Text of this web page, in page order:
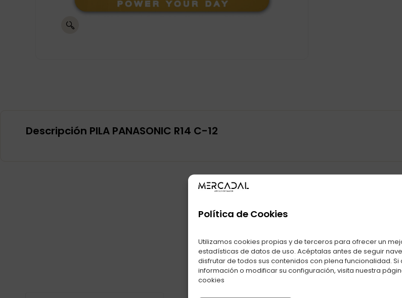
Política de Cookies
Utilizamos cookies propias y de terceros para ofrecer un
estadísticas de datos de uso. Acéptalas antes de seguir
disfrutar de todos sus contenidos con plena funcionalidad. Si
información o modificar su configuración, visita nuestra
cookies
Descripción PILA PANASONIC R14 C-12
También te puede